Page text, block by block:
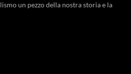
un pezzo della nostra storia e la